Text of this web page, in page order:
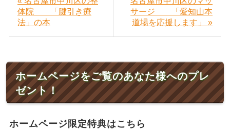
体院 「腱引き療
法」の本
サージ 「愛知山本
道場を応援します」 »
ホームページをご覧のあなた様へのプレ
ゼント！
ホームページ限定特典はこちら